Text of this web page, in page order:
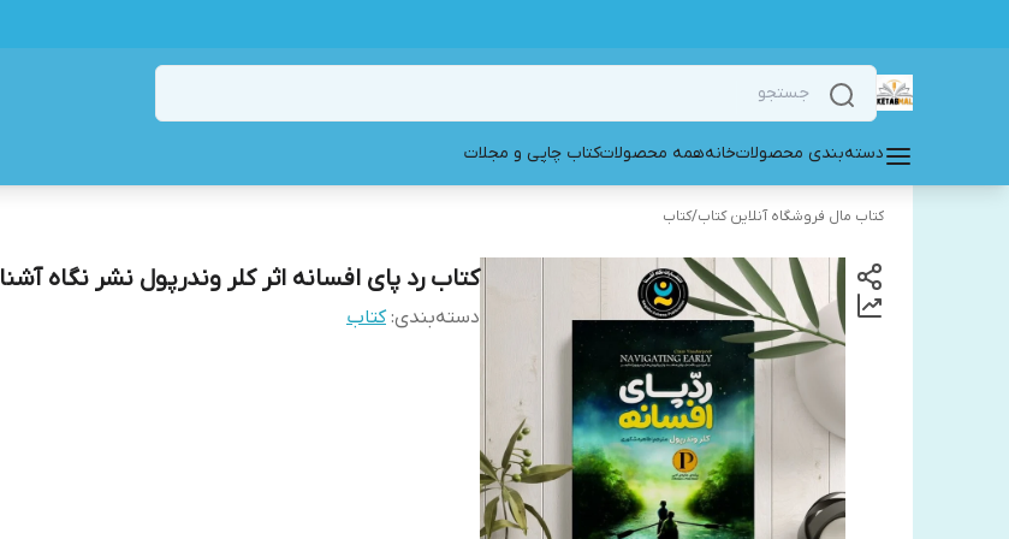
دسته‌بندی محصولاتخانههمه محصولاتکتاب چاپی و مجلات
کتاب مال فروشگاه آنلاین کتاب/کتاب
کتاب رد پای افسانه اثر کلر وندرپول نشر نگاه آشنا
دسته‌بندی:کتاب